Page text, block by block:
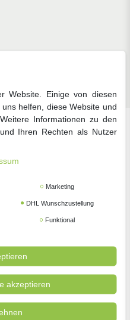
Marken
Website. Einige von diesen
helfen, diese Website und
Informationen zu den
Ihren Rechten als Nutzer
Marketing
DHL Wunschzustellung
Funktional
akzeptieren